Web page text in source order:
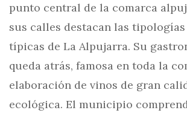
punto central de la comarca
sus calles destacan las
típicas de La Alpujarra. Su
queda atrás, famosa en toda la
elaboración de vinos de gran
ecológica. El municipio